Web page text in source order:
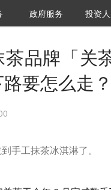
城市之窗
政府服务 VClub投
投资机构
投资
品牌「关
要怎么走？
手工抹茶冰淇淋了。